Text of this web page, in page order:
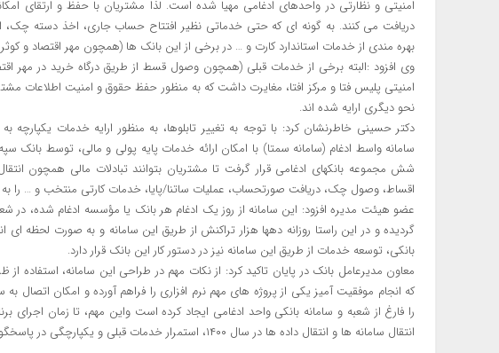
امنیتی و نظارتی در واحدهای ادغامی مهیا شده است. لذا مشتریان با حفظ و ارتقای
دریافت می کنند. به گونه ای که حتی خدماتی نظیر افتتاح حساب جاری، اخذ دسته چک،
بهره مندی از خدمات استاندارد کارت و … در برخی از این بانک ها (همچون مهر اقتصاد و
وی افزود :البته برخی از خدمات قبلی (همچون وصول قسط از طریق درگاه خرید در مهر
امنیتی پلیس فتا و مرکز افتا، مغایرت داشت که به منظور حفظ حقوق و امنیت اطلاعات
نحو دیگری ارایه شده اند.
دکتر حسینی خاطرنشان کرد: با توجه به تغییر تابلوها، به منظور ارایه خدمات
سامانه واسط ادغام (سامانه سمتا) با امکان ارائه خدمات پایه پولی و مالی، توسط
شش مجموعه بانکهای ادغامی قرار گرفت تا مشتریان بتوانند تبادلات مالی همچون
اقساط، وصول چک، دریافت صورتحساب، عملیات ساتنا/پایا، خدمات کارتی منتخب و … را
عضو هیئت مدیره افزود: این سامانه از روز یک ادغام هر بانک یا مؤسسه ادغام شده، در
گردیده و در این راستا روزانه دهها هزار تراکنش از طریق این سامانه و به صورت لحظه
بانکی، توسعه خدمات از طریق این سامانه نیز در دستور کار این بانک قرار دارد.
معاون مدیرعامل بانک در پایان تاکید کرد: از نکات مهم در طراحی این سامانه، استفاده
که انجام موفقیت آمیز یکی از پروژه های مهم نرم افزاری را فراهم آورده و امکان اتصال
را فارغ از شعبه و سامانه بانکی واحد ادغامی ایجاد کرده است واین مهم، تا زمان
انتقال سامانه ها و انتقال داده ها در سال ۱۴۰۰، استمرار خدمات قبلی و یکپارچگی در پاسخگویی به کلیه مشتریان را فراهم کرده است.